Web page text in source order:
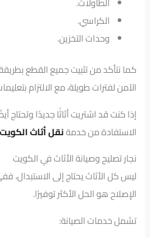
الكراسي.
وحدات التخزين.
كما نتأكد من تثبيت جميع القطع
الآمن لفترات طويلة، مع الالتزام
إذا كنت قد اشتريت أثاثًا جديدًا وتحتاج
الاستفادة من خدمةنقل أثاث الكويت
نجار تصليح وصيانة الأثاث في الكويت
ليس كل الأثاث يحتاج إلى الاستبدال،
الإصلاح هو الحل الأكثر توفيرًا.
تشمل خدمات الصيانة: